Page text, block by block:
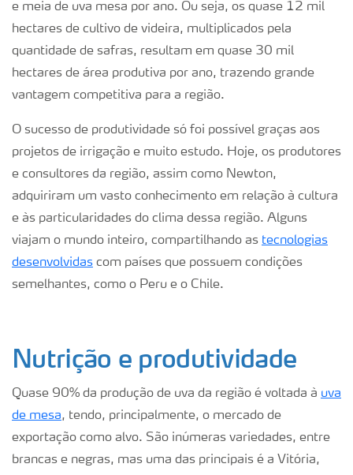
e meia de uva mesa por ano. Ou seja, os quase 12 mil
hectares de cultivo de videira, multiplicados pela
quantidade de safras, resultam em quase 30 mil
hectares de área produtiva por ano, trazendo grande
vantagem competitiva para a região.
O sucesso de produtividade só foi possível graças aos
projetos de irrigação e muito estudo. Hoje, os produtores
e consultores da região, assim como Newton,
adquiriram um vasto conhecimento em relação à cultura
e às particularidades do clima dessa região. Alguns
viajam o mundo inteiro, compartilhando as tecnologias
desenvolvidas com países que possuem condições
semelhantes, como o Peru e o Chile.
Nutrição e produtividade
Quase 90% da produção de uva da região é voltada à uva
de mesa, tendo, principalmente, o mercado de
exportação como alvo. São inúmeras variedades, entre
brancas e negras, mas uma das principais é a Vitória,